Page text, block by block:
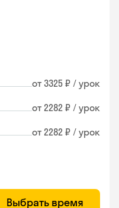
от 3325 ₽ / урок
от 2282 ₽ / урок
от 2282 ₽ / урок
Выбрать время